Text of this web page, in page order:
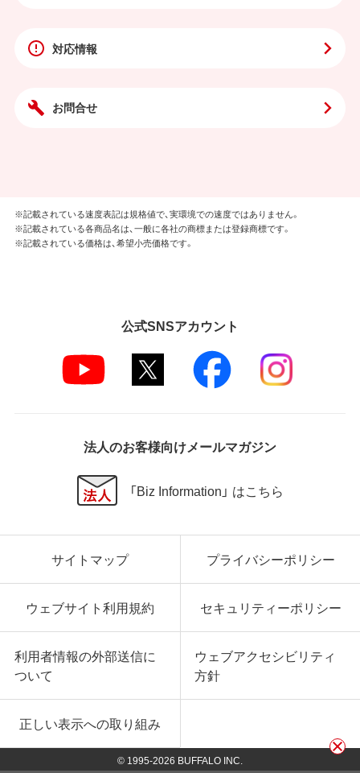
対応情報
お問合せ
※記載されている速度表記は規格値で、実環境での速度ではありません。
※記載されている各商品名は、一般に各社の商標または登録商標です。
※記載されている価格は、希望小売価格です。
公式SNSアカウント
法人のお客様向けメールマガジン
「Biz Information」 はこちら
サイトマップ プライバシーポリシー
ウェブサイト利用規約 セキュリティーポリシー
利用者情報の外部送信に
ついて
ウェブアクセシビリティ
方針
正しい表示への取り組み
© 1995-2026 BUFFALO INC.